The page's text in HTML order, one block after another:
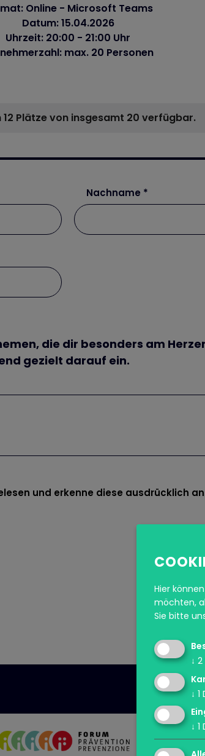
Online - Microsoft Teams
Datum: 15.04.2026
Uhrzeit: 20:00 - 21:00 Uhr
max. 20 Personen
12 Plätze von insgesamt 20 verfügbar.
Nachname
die dir besonders am
gezielt darauf ein.
und erkenne diese ausdrücklich
Hier
möchten,
Sie bitte
↓ 2
↓ 1
↓ 1